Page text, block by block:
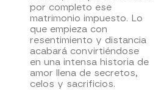
por completo ese
matrimonio impuesto. Lo
que empieza con
resentimiento y distancia
acabará convirtiéndose
en una intensa historia de
amor llena de secretos,
celos y sacrificios.